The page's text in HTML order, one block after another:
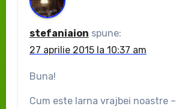
stefaniaion spune:
27 aprilie 2015 la 10:37 am
Buna!
Cum este Iarna vrajbei noastre –